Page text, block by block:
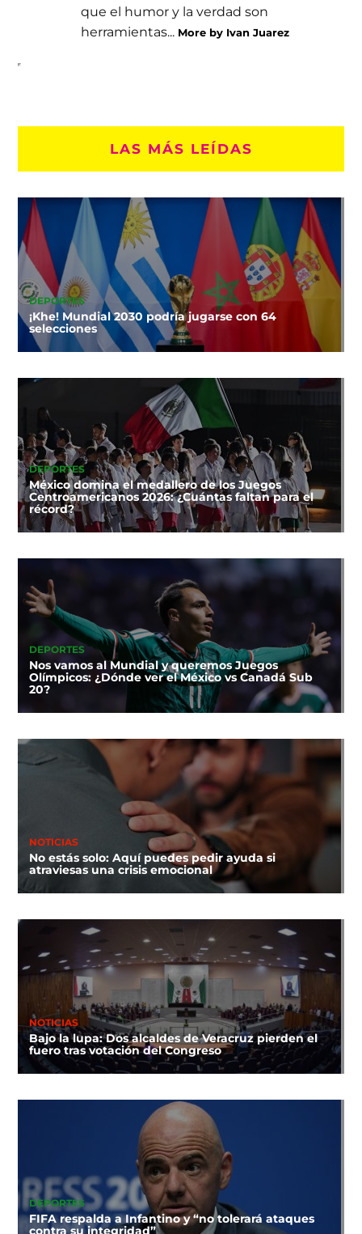
que el humor y la verdad son
herramientas... More by Ivan Juarez
LAS MÁS LEÍDAS
DEPORTES
¡Khe! Mundial 2030 podría jugarse con 64
selecciones
DEPORTES
México domina el medallero de los Juegos
Centroamericanos 2026: ¿Cuántas faltan para el
récord?
DEPORTES
Nos vamos al Mundial y queremos Juegos
Olímpicos: ¿Dónde ver el México vs Canadá Sub
20?
NOTICIAS
No estás solo: Aquí puedes pedir ayuda si
atraviesas una crisis emocional
NOTICIAS
Bajo la lupa: Dos alcaldes de Veracruz pierden el
fuero tras votación del Congreso
DEPORTES
FIFA respalda a Infantino y “no tolerará ataques
contra su integridad”